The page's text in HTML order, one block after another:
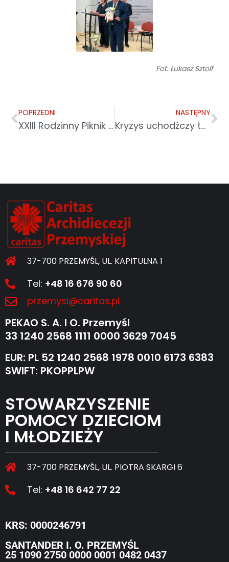
Fot. Łukasz Sztolf
POPRZEDNI
XXIII Rodzinny Piknik Integracyjny Osób Niepełnosprawnych Powiatu Łańcuckiego „Bądźmy razem” i Marsz dla Życia i Rodziny
NASTĘPNY
Kryzys uchodźczy to problem tzw. bogatego Zachodu? Globalne koszty humanitarne ponoszą najbiedniejsze kraje
37-700 PRZEMYŚL, UL. KAPITULNA 1
Tel: +48 16 676 90 60
przemysl@caritas.pl
PEKAO S. A. I O. Przemyśl
33 1240 2568 1111 0000 3629 7045
EUR: PL 52 1240 2568 1978 0010 6173 6383
SWIFT: PKOPPLPW
STOWARZYSZENIE
POMOCY DZIECIOM
I MŁODZIEŻY
37-700 PRZEMYŚL, UL. PIOTRA SKARGI 6
Tel: +48 16 642 77 22
KRS: 0000246791
SANTANDER I. O. PRZEMYŚL
25 1090 2750 0000 0001 0482 0437